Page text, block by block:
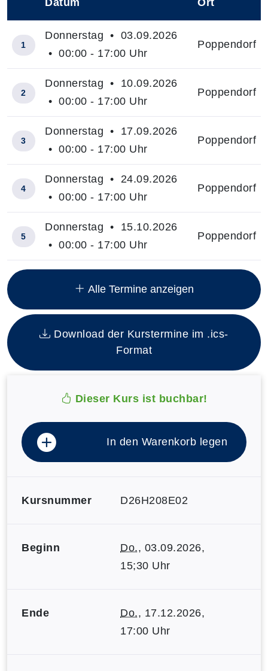
Insgesamt gibt es 13 Termine zum diesen Kurs
1
Donnerstag • 03.09.2026
• 00:00 - 17:00 Uhr
Poppendorf
2
Donnerstag • 10.09.2026
• 00:00 - 17:00 Uhr
Poppendorf
3
Donnerstag • 17.09.2026
• 00:00 - 17:00 Uhr
Poppendorf
4
Donnerstag • 24.09.2026
• 00:00 - 17:00 Uhr
Poppendorf
5
Donnerstag • 15.10.2026
• 00:00 - 17:00 Uhr
Poppendorf
Alle Termine anzeigen
Download der Kurstermine im .ics-
Format
Dieser Kurs ist buchbar!
In den Warenkorb legen
Kursnummer D26H208E02
Beginn Do., 03.09.2026,
15;30 Uhr
Ende Do., 17.12.2026,
17:00 Uhr